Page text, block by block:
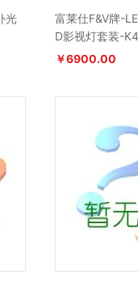
光
富莱仕F&V牌-
D影视灯套装-
￥6900.00